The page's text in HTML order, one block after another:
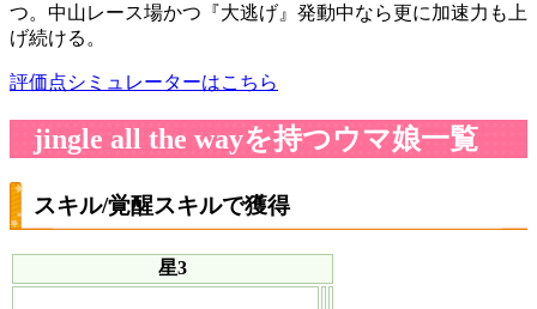
つ。中山レース場かつ『大逃げ』発動中なら更に加速力も上
げ続ける。
評価点シミュレーターはこちら
jingle all the wayを持つウマ娘一覧
スキル/覚醒スキルで獲得
星3